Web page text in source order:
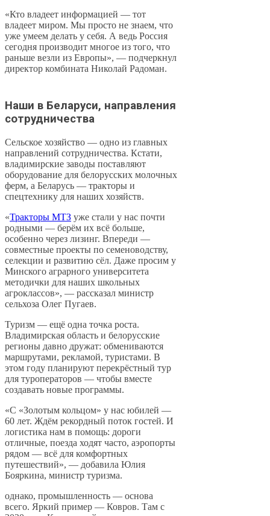
«Кто владеет информацией — тот
владеет миром. Мы просто не знаем, что
уже умеем делать у себя. А ведь Россия
сегодня производит многое из того, что
раньше везли из Европы», — подчеркнул
директор комбината Николай Радоман.
Наши в Беларуси, направления
сотрудничества
Сельское хозяйство — одно из главных
направлений сотрудничества. Кстати,
владимирские заводы поставляют
оборудование для белорусских молочных
ферм, а Беларусь — тракторы и
спецтехнику для наших хозяйств.
«Тракторы МТЗ уже стали у нас почти
родными — берём их всё больше,
особенно через лизинг. Впереди —
совместные проекты по семеноводству,
селекции и развитию сёл. Даже просим у
Минского аграрного университета
методички для наших школьных
агроклассов», — рассказал министр
сельхоза Олег Пугаев.
Туризм — ещё одна точка роста.
Владимирская область и белорусские
регионы давно дружат: обмениваются
маршрутами, рекламой, туристами. В
этом году планируют перекрёстный тур
для туроператоров — чтобы вместе
создавать новые программы.
«С «Золотым кольцом» у нас юбилей —
60 лет. Ждём рекордный поток гостей. И
логистика нам в помощь: дороги
отличные, поезда ходят часто, аэропорты
рядом — всё для комфортных
путешествий», — добавила Юлия
Бояркина, министр туризма.
однако, промышленность — основа
всего. Яркий пример — Ковров. Там с